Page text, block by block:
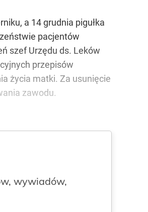
a 14 grudnia pigułka
pacjentów
szef Urzędu ds. Leków
przepisów
życia matki. Za usunięcie
zawodu.
wywiadów,